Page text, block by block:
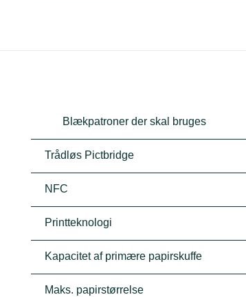
Blækpatroner der skal bruges
Trådløs Pictbridge
NFC
Printteknologi
Kapacitet af primære papirskuffe
Maks. papirstørrelse